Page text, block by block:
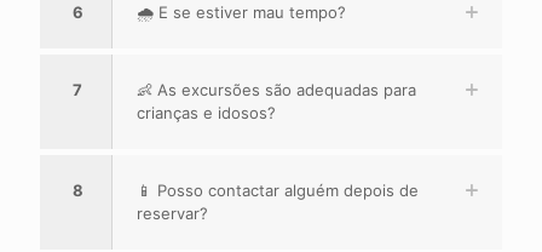
6 🌧️ E se estiver mau tempo?
7
👶 As excursões são adequadas para
crianças e idosos?
8
📱 Posso contactar alguém depois de
reservar?